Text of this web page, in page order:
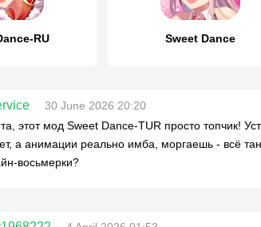
RU Sweet Dance
30 June 2026 20:20
этот мод Sweet Dance-TUR просто топчик!
а анимации реально имба, моргаешь - всё
восьмерки?